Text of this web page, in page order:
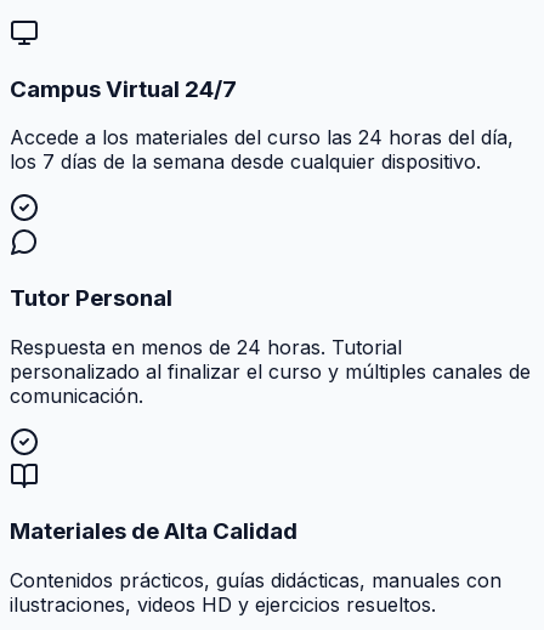
Campus Virtual 24/7
Accede a los materiales del curso las 24 horas del día,
los 7 días de la semana desde cualquier dispositivo.
Tutor Personal
Respuesta en menos de 24 horas. Tutorial
personalizado al finalizar el curso y múltiples canales de
comunicación.
Materiales de Alta Calidad
Contenidos prácticos, guías didácticas, manuales con
ilustraciones, videos HD y ejercicios resueltos.